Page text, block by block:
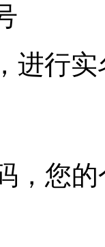
进行
，您